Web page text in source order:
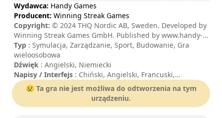
Wydawca: Handy Games
Producent: Winning Streak Games
Copyright: © 2024 THQ Nordic AB, Sweden. Developed by
Winning Streak Games GmbH. Published by www.handy-
games.com GmbH, Germany. We are Football, THQ, THQ
Nordic, HandyGames and their respective logos are
trademarks and/or registered trademarks of THQ Nordic
AB. All rights reserved. All other brands, product names
and logos are trademarks or registered trademarks of
their respective owners.
Typ : Symulacja, Zarządzanie, Sport, Budowanie, Gra
wieloosobowa
Dźwięk : Angielski, Niemiecki
Napisy / Interfejs : Chiński, Angielski, Francuski,
Niemiecki, Włoski, Polski, Hiszpański
Czas trwania sesji: > 30 minut
Całkowity czas trwania: 14godzin
😢 Ta gra nie jest możliwa do odtworzenia na tym
urządzeniu.